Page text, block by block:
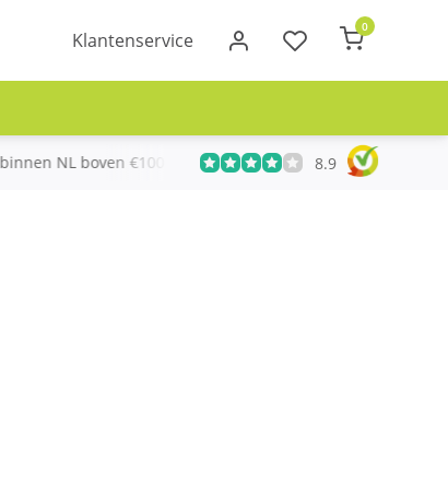
Klantenservice
0
NL boven €100 Meer dan 20 jaar Telecom
8.9